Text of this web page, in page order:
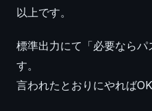
以上です。
標準出力にて「必要ならパ
す。
言われたとおりにやればOK